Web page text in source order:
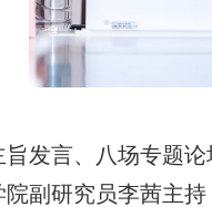
发言、八场专题
副研究员李茜主